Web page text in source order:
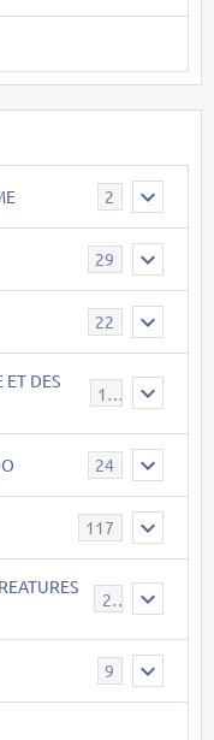
2
29
22
ET DES
17
24
117
26
9